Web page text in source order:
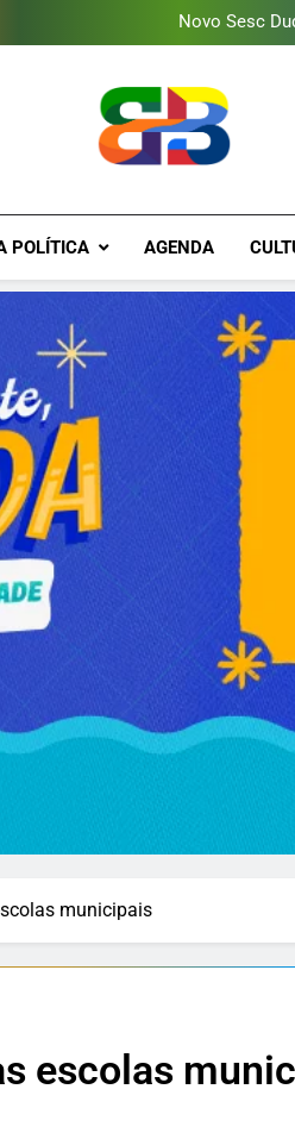
Gomeia
Novo Sesc
Gomeia
Brava
POLÍTICA AGENDA
municipais
escolas